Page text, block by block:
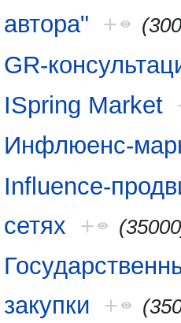
автора" +
GR-
ISpring Market
Инфлюенс-
Influence-
сетях +
закупки +